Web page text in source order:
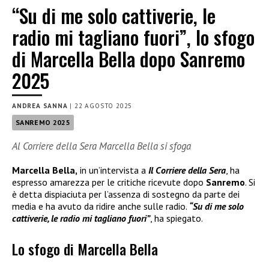
“Su di me solo cattiverie, le
radio mi tagliano fuori”, lo sfogo
di Marcella Bella dopo Sanremo
2025
ANDREA SANNA | 22 AGOSTO 2025
SANREMO 2025
Al Corriere della Sera Marcella Bella si sfoga
Marcella Bella, in un’intervista a Il Corriere della Sera, ha
espresso amarezza per le critiche ricevute dopo Sanremo. Si
è detta dispiaciuta per l’assenza di sostegno da parte dei
media e ha avuto da ridire anche sulle radio. “Su di me solo
cattiverie, le radio mi tagliano fuori”, ha spiegato.
Lo sfogo di Marcella Bella